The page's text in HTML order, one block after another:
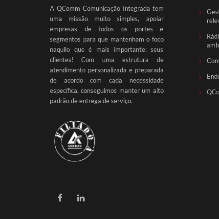
A QComm Comunicação Integrada tem
uma missão muito simples, apoiar
empresas de todos os portes e
segmentos para que mantenham o foco
naquilo que é mais importante: seus
clientes! Com uma estrutura de
atendimento personalizada e preparada
de acordo com cada necessidade
específica, conseguimos manter um alto
padrão de entrega de serviço.